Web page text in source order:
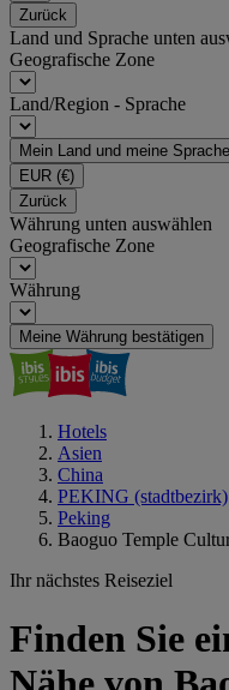
Zurück
Land und Sprache unten
Geografische Zone
Land/Region - Sprache
Mein Land und meine
EUR (€)
Zurück
Währung unten auswählen
Geografische Zone
Währung
Meine Währung bestätigen
Hotels
Asien
China
PEKING (stadtbezirk)
Peking
Baoguo Temple
Ihr nächstes Reiseziel
Finden Sie